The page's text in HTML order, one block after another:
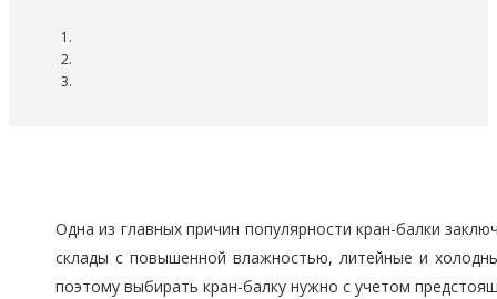
Одна из главных причин популярности кран-балки
склады с повышенной влажностью, литейные и
поэтому выбирать кран-балку нужно с учетом